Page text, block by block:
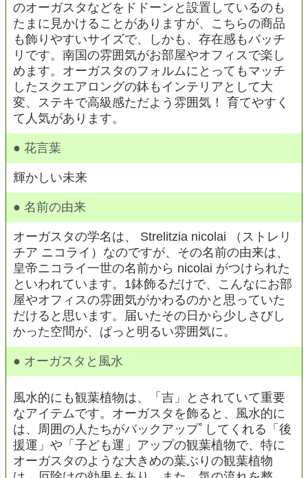
のオーガスタなどをドドーンと設置しているのも
たまに見かけることがありますが、こちらの商品
も飾りやすいサイズで、しかも、存在感もバッチ
リです。南国の雰囲気がお部屋やオフィスで楽し
めます。オーガスタのフォルムにとってもマッチ
したスクエアロングの鉢もインテリアとして大
変、ステキで高級感ただよう雰囲気！ 育てやすく
て人気があります。
● 花言葉
輝かしい未来
● 名前の由来
オーガスタの学名は、 Strelitzia nicolai （ストレリ
チア ニコライ）なのですが、その名前の由来は、
皇帝ニコライ一世の名前から nicolai がつけられた
といわれています。1鉢飾るだけで、こんなにお部
屋やオフィスの雰囲気がかわるのかと思っていた
だけると思います。届いたその日から少しさびし
かった空間が、ぱっと明るい雰囲気に。
● オーガスタと風水
風水的にも観葉植物は、「吉」とされていて重要
なアイテムです。オーガスタを飾ると、風水的に
は、周囲の人たちがバックアップﾟしてくれる「後
援運」や「子ども運」アップの観葉植物で、特に
オーガスタのような大きめの葉ぶりの観葉植物